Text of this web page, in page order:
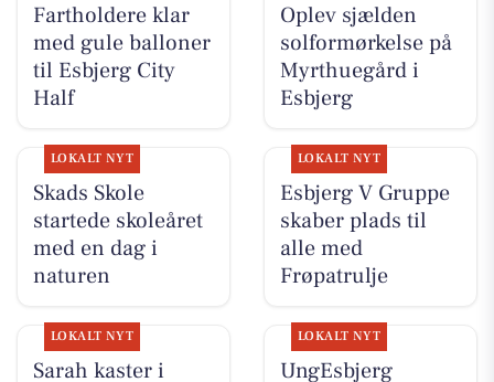
Fartholdere klar
med gule balloner
til Esbjerg City
Half
Oplev sjælden
solformørkelse på
Myrthuegård i
Esbjerg
LOKALT NYT
Skads Skole
startede skoleåret
med en dag i
naturen
LOKALT NYT
Esbjerg V Gruppe
skaber plads til
alle med
Frøpatrulje
LOKALT NYT
Sarah kaster i
LOKALT NYT
UngEsbjerg